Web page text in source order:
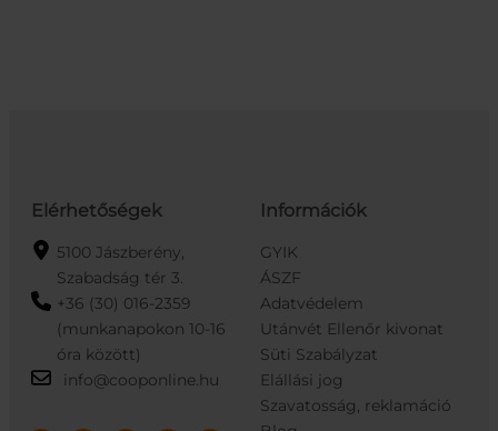
Elérhetőségek
5100 Jászberény,
Szabadság tér 3.
+36 (30) 016-2359
(munkanapokon 10-16
óra között)
info@cooponline.hu
Információk
GYIK
ÁSZF
Adatvédelem
Utánvét Ellenőr kivonat
Süti Szabályzat
Elállási jog
Szavatosság, reklamáció